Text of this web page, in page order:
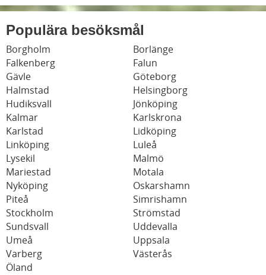
Populära besöksmål
Borgholm
Borlänge
Falkenberg
Falun
Gävle
Göteborg
Halmstad
Helsingborg
Hudiksvall
Jönköping
Kalmar
Karlskrona
Karlstad
Lidköping
Linköping
Luleå
Lysekil
Malmö
Mariestad
Motala
Nyköping
Oskarshamn
Piteå
Simrishamn
Stockholm
Strömstad
Sundsvall
Uddevalla
Umeå
Uppsala
Varberg
Västerås
Öland